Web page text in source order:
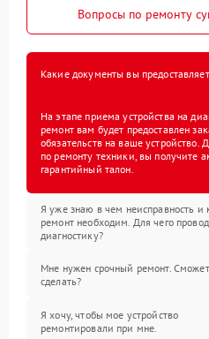
Вопросы по ремонту
Какие документы вы
На этапе приема устройства на
ремонт вам будет предоставлен
обязательств на ваше устройство.
по ремонту техники, вы получите
гарантийный талон.
Я уже знаю в чем неисправность и
ремонт необходим. Для чего
диагностику?
Мне нужен срочный ремонт.
сделать?
Я хочу, чтобы мое устройство
ремонтировали при мне.